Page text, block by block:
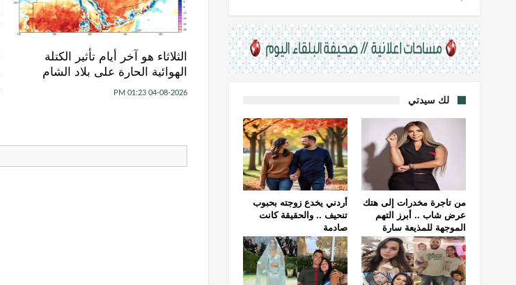
الثلاثاء هو آخر أيام تأثير الكتلة
الهوائية الحارة على بلاد الشام
04-08-2026 01:23 PM
لك سيدتي
أردني يخدع زوجته بحبوب
تنحيف .. والحقيقة كانت
صادمة
من تاجرة مخدرات إلى هتك
عرض شاب .. أبرز التهم
الموجهة للمذيعة سارة
خليفة